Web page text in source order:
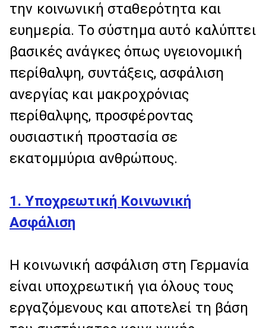
την κοινωνική σταθερότητα και
ευημερία. Το σύστημα αυτό καλύπτει
βασικές ανάγκες όπως υγειονομική
περίθαλψη, συντάξεις, ασφάλιση
ανεργίας και μακροχρόνιας
περίθαλψης, προσφέροντας
ουσιαστική προστασία σε
εκατομμύρια ανθρώπους.
1. Υποχρεωτική Κοινωνική
Ασφάλιση
Η κοινωνική ασφάλιση στη Γερμανία
είναι υποχρεωτική για όλους τους
εργαζόμενους και αποτελεί τη βάση